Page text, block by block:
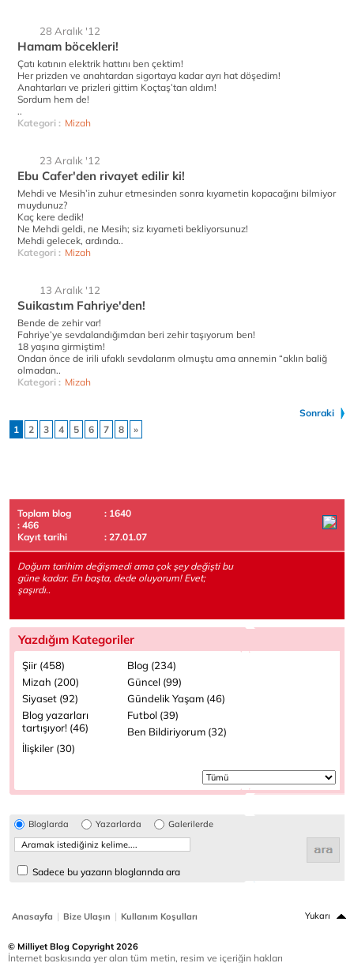
28 Aralık '12
Hamam böcekleri!
Çatı katının elektrik hattını ben çektim!
Her prizden ve anahtardan sigortaya kadar ayrı hat döşedim!
Anahtarları ve prizleri gittim Koçtaş’tan aldım!
Sordum hem de!
..
Kategori : Mizah
23 Aralık '12
Ebu Cafer'den rivayet edilir ki!
Mehdi ve Mesih’in zuhur etmesinden sonra kıyametin kopacağını bilmiyor
muydunuz?
Kaç kere dedik!
Ne Mehdi geldi, ne Mesih; siz kıyameti bekliyorsunuz!
Mehdi gelecek, ardında..
Kategori : Mizah
13 Aralık '12
Suikastım Fahriye'den!
Bende de zehir var!
Fahriye’ye sevdalandığımdan beri zehir taşıyorum ben!
18 yaşına girmiştim!
Ondan önce de irili ufaklı sevdalarım olmuştu ama annemin “aklın baliğ
olmadan..
Kategori : Mizah
Sonraki
1
2 3 4 5 6 7 8 »
Toplam blog
: 1640
: 466
Kayıt tarihi
: 27.01.07
Doğum tarihim değişmedi ama çok şey değişti bu
güne kadar. En başta, dede oluyorum! Evet;
şaşırdı..
Yazdığım Kategoriler
Şiir (458)
Blog (234)
Mizah (200)
Güncel (99)
Siyaset (92)
Gündelik Yaşam (46)
Blog yazarları
tartışıyor! (46)
Futbol (39)
Ben Bildiriyorum (32)
İlişkiler (30)
Bloglarda Yazarlarda Galerilerde
Sadece bu yazarın bloglarında ara
Anasayfa | Bize Ulaşın | Kullanım Koşulları Yukarı
© Milliyet Blog Copyright 2026
İnternet baskısında yer alan tüm metin, resim ve içeriğin hakları